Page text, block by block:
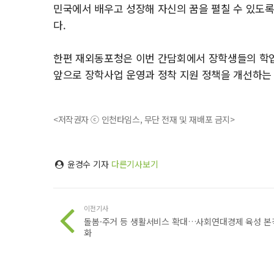
민국에서 배우고 성장해 자신의 꿈을 펼칠 수 있도
다.
한편 재외동포청은 이번 간담회에서 장학생들의
앞으로 장학사업 운영과 정착 지원 정책을 개선하
<저작권자 ⓒ 인천타임스, 무단 전재 및 재배포 금지>
윤경수 기자 다른기사보기
이전기사
돌봄·주거 등 생활서비스 확대…사회연대경제 육성 본
화